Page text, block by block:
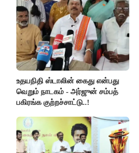
உதயநிதி ஸ்டாலின் கைது என்பது
வெறும் நாடகம் - அர்ஜுன் சம்பத்
பகிரங்க குற்றச்சாட்டு..!